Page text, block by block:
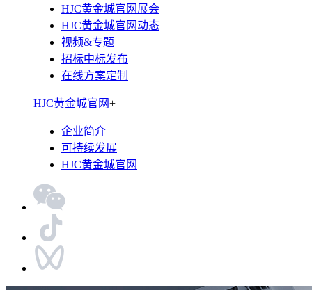
HJC黄金城官网展会
HJC黄金城官网动态
视频&专题
招标中标发布
在线方案定制
HJC黄金城官网+
企业简介
可持续发展
HJC黄金城官网